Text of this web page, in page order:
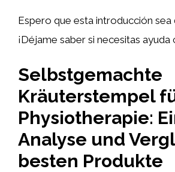
Espero que esta introducción sea
¡Déjame saber si necesitas ayuda
Selbstgemachte
Kräuterstempel
Physiotherapie:
Analyse und
besten Produkte